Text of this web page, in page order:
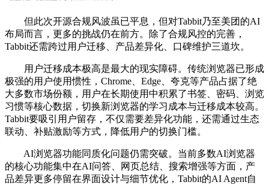
但此次开源合规风波虽已平息，但对Tabbit乃至美团的AI
布局而言，更多的挑战仍在前方。除了合规风控的完善，
Tabbit还需跨过用户迁移、产品差异化、口碑维护三道坎。
用户迁移成本极高是最大的现实障碍。传统浏览器已形成
极强的用户使用惯性，Chrome、Edge、夸克等产品占据了绝
大多数市场份额，用户在长期使用中积累了书签、密码、浏览
习惯等核心数据，切换新浏览器的学习成本与迁移成本较高。
Tabbit要吸引用户留存，不仅需要差异化功能，还需通过生态
联动、补贴激励等方式，降低用户的切换门槛。
AI浏览器功能同质化问题仍需突破。当前多数AI浏览器
的核心功能集中在AI问答、网页总结、搜索增强等方面，产
品差异更多停留在界面设计与细节优化，Tabbit的AI Agent自